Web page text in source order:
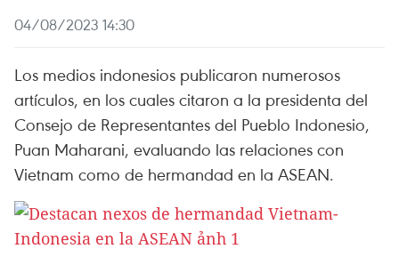
04/08/2023 14:30
Los medios indonesios publicaron numerosos
artículos, en los cuales citaron a la presidenta del
Consejo de Representantes del Pueblo Indonesio,
Puan Maharani, evaluando las relaciones con
Vietnam como de hermandad en la ASEAN.